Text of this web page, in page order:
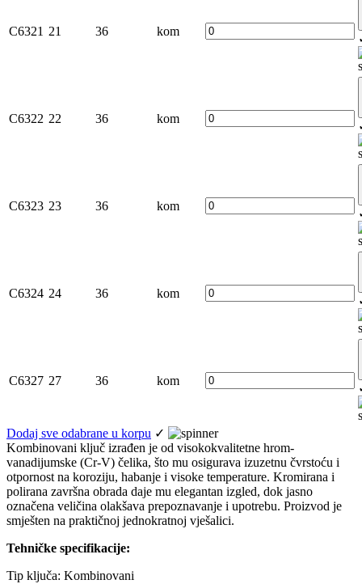
C6321 21 36 kom
C6322 22 36 kom
C6323 23 36 kom
C6324 24 36 kom
C6327 27 36 kom
Dodaj sve odabrane u korpu ✓
Kombinovani ključ izrađen je od visokokvalitetne hrom-
vanadijumske (Cr-V) čelika, što mu osigurava izuzetnu čvrstoću i
otpornost na koroziju, habanje i visoke temperature. Kromirana i
polirana završna obrada daje mu elegantan izgled, dok jasno
označena veličina olakšava prepoznavanje i upotrebu. Proizvod je
smješten na praktičnoj jednokratnoj vješalici.
Tehničke specifikacije:
Tip ključa: Kombinovani